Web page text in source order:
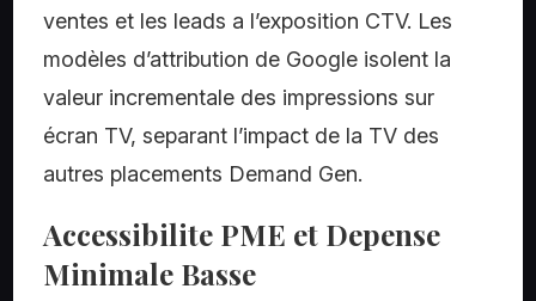
ventes et les leads a l’exposition CTV. Les
modèles d’attribution de Google isolent la
valeur incrementale des impressions sur
écran TV, separant l’impact de la TV des
autres placements Demand Gen.
Accessibilite PME et Depense
Minimale Basse